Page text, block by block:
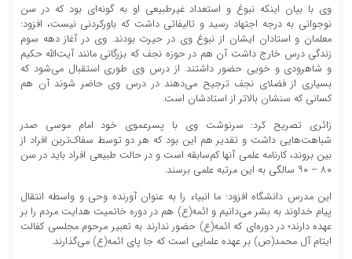
وی با بیان اینکه نبوغ و استعداد غیرطبیعی او به گونه‌ای بود که در سن
نوجوانی به درجه اجتهاد رسید و تالیفاتی داشت که باورکردنی نیست، افزود:
معلمان و استادان ایشان از نبوغ وی در حیرت بودند. وی در آغاز دهه سوم
زندگی درس خارج داشت آن هم در حوزه نجف که بزرگانی مانند آیت‌الله حکیم
و شاهرودی و خویی حضور داشتند. از درس وی طوری استقبال می‌شود که
بسیاری از فضلای نجف ترجیح می‌دهند در درس وی حاضر شوند آن هم
کسانی که سنشان بالاتر از استادشان است.
زائری تصریح کرد: سرنوشت وی با پسرعموی خود امام موسی صدر
شباهت‌هایی داشت و تقدیر هم این بود که هر دو توسط سفاک‌تربن افراد از
بین بروند، کارنامه علمی آنها کم‌سابقه است و در حالت طبیعی افراد باید در سن
۸۰ – ۹۰ سالگی به این مرتبه علمی برسند.
این مدرس دانشگاه افزود: ما انبیاء را به عنوان آورنده وحی و واسطه انتقال
پیام خداوند به بشر می‌دانیم و ائمه(ع) هم در دوره خاتمیت هدایت مردم را بر
عهده دارند؛ در دوره‌ای که ائمه(ع) حضور ندارند به تعبیر مرحوم مجلسی کفالت
ایتام آل محمد(ص) بر عهده علمایی است که جا پای ائمه(ع) می‌گذارند.